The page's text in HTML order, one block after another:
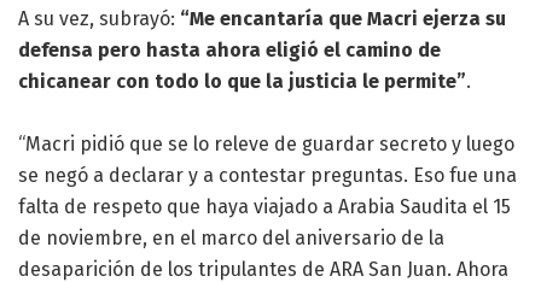
A su vez, subrayó: “Me encantaría que Macri ejerza su
defensa pero hasta ahora eligió el camino de
chicanear con todo lo que la justicia le permite”.
“Macri pidió que se lo releve de guardar secreto y luego
se negó a declarar y a contestar preguntas. Eso fue una
falta de respeto que haya viajado a Arabia Saudita el 15
de noviembre, en el marco del aniversario de la
desaparición de los tripulantes de ARA San Juan. Ahora